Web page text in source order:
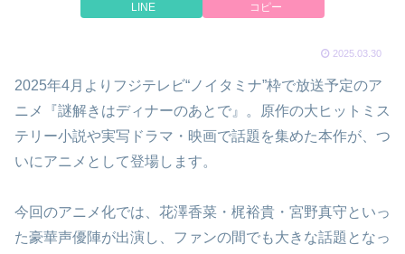
LINE コピー
2025.03.30
2025年4月よりフジテレビ“ノイタミナ”枠で放送予定のア
ニメ『謎解きはディナーのあとで』。原作の大ヒットミス
テリー小説や実写ドラマ・映画で話題を集めた本作が、つ
いにアニメとして登場します。
今回のアニメ化では、花澤香菜・梶裕貴・宮野真守といっ
た豪華声優陣が出演し、ファンの間でも大きな話題となっ